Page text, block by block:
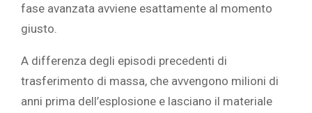
fase avanzata avviene esattamente al momento
giusto.
A differenza degli episodi precedenti di
trasferimento di massa, che avvengono milioni di
anni prima dell’esplosione e lasciano il materiale